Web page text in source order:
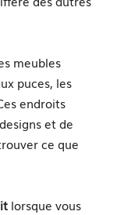
meubles
puces, les
endroits
et de
ce que
lorsque vous